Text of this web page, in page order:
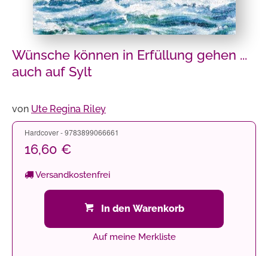
Wünsche können in Erfüllung gehen ...
auch auf Sylt
von Ute Regina Riley
Hardcover - 9783899066661
16,60 €
Versandkostenfrei
In den Warenkorb
Auf meine Merkliste